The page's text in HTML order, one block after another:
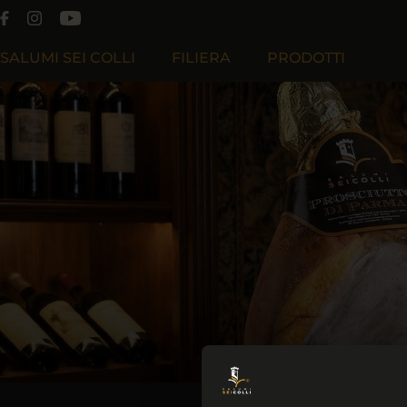
SALUMI SEI COLLI
Filosofia
FILIERA
Filiera Cooperativa Effeciesse
Filiera Sapiens
PRODOTTI